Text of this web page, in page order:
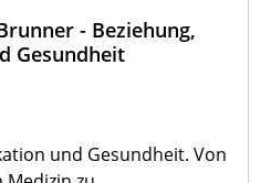
- Beziehung,
Gesundheit
und Gesundheit. Von